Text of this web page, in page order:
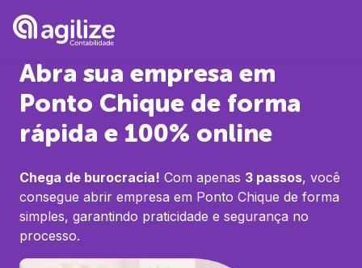
Abra sua empresa em
Ponto Chique de forma
rápida e 100% online
Chega de burocracia! Com apenas 3 passos, você
consegue abrir empresa em Ponto Chique de forma
simples, garantindo praticidade e segurança no
processo.